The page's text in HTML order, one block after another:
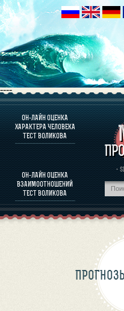
----
ОН-ЛАЙН ОЦЕНКА
ХАРАКТЕРА ЧЕЛОВЕКА
ТЕСТ ВОЛИКОВА
ОН-ЛАЙН ОЦЕНКА
ВЗАИМООТНОШЕНИЙ
ТЕСТ ВОЛИКОВА
·
О
ОЦЕНКА
ОЦЕНКА
О